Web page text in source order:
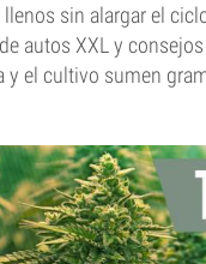
sin alargar el
autos XXL y
y el cultivo sumen